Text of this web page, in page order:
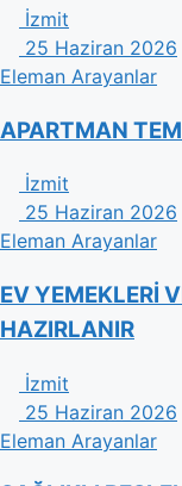
İzmit
25 Haziran 2026
Eleman Arayanlar
APARTMAN
İzmit
25 Haziran 2026
Eleman Arayanlar
EV YEMEKLERİ
HAZIRLANIR
İzmit
25 Haziran 2026
Eleman Arayanlar